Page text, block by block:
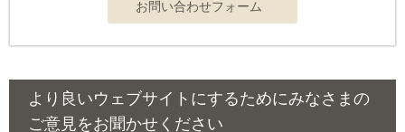
より良いウェブサイトにするためにみなさまの
ご意見をお聞かせください